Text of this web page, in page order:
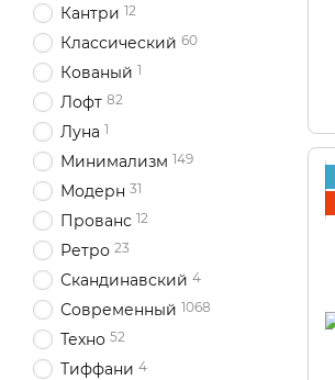
Кантри 12
Классический 60
Кованый 1
Лофт 82
Луна 1
Минимализм 149
Модерн 31
Прованс 12
Ретро 23
Скандинавский 4
Современный 1068
Техно 52
Тиффани 4